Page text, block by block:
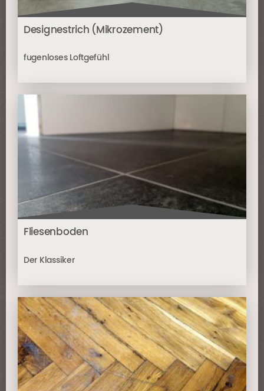
Designestrich (Mikrozement)
fugenloses Loftgefühl
Fliesenboden
Der Klassiker